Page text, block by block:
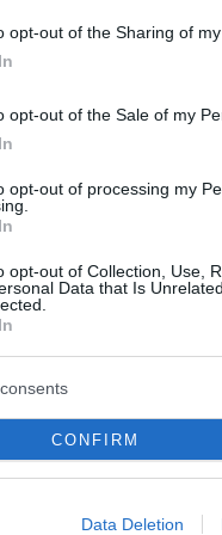
opt-out of the Sharing of
opt-out of the Sale of my
opt-out of processing my
opt-out of Collection, Use,
Data that Is
CONFIRM
Data Deletion
2026
της Σκύρου και
χρόνο.